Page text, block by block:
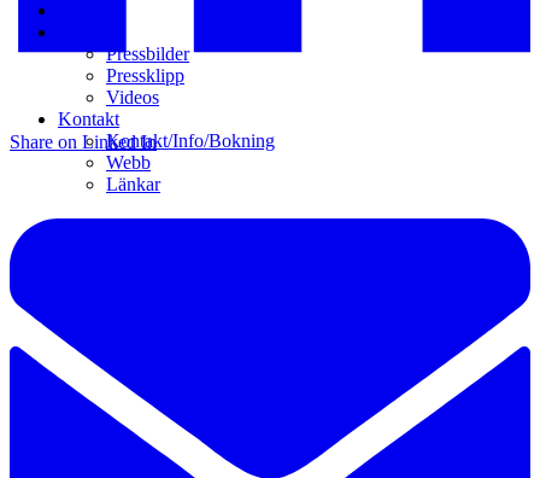
Share on Linked In
Pressbilder
Pressklipp
Videos
Kontakt
Kontakt/Info/Bokning
Webb
Länkar